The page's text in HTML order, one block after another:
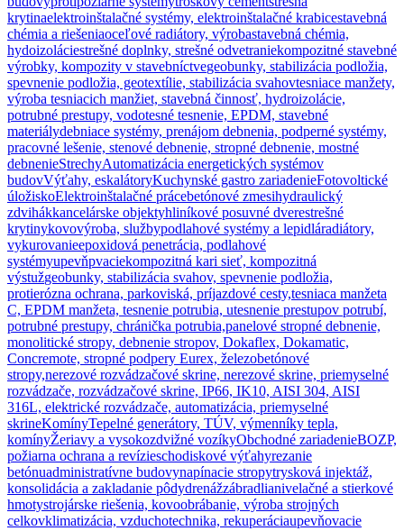
krytinaelektroinštalačné systémy, elektroinštalačné krabicestavebná
chémia a riešeniaoceľové radiátory, výrobastavebná chémia,
hydoizoláciestrešné doplnky, strešné odvetraniekompozitné stavebné
výrobky, kompozity v stavebníctvegeobunky, stabilizácia podložia,
spevnenie podložia, geotextílie, stabilizácia svahovtesniace manžety,
výroba tesniacich manžiet, stavebná činnosť, hydroizolácie,
potrubné prestupy, vodotesné tesnenie, EPDM, stavebné
materiálydebniace systémy, prenájom debnenia, podperné systémy,
pracovné lešenie, stenové debnenie, stropné debnenie, mostné
debnenieStrechyAutomatizácia energetických systémov
budovVýťahy, eskalátoryKuchynské gastro zariadenieFotovoltické
úložiskoElektroinštalačné prácebetónové zmesihydraulický
zdvihákkancelárske objektyhliníkové posuvné dverestrešné
krytinykovovýroba, službypodlahové systémy a lepidláradiátory,
vykurovanieepoxidová penetrácia, podlahové
systémyupevňpvaciekompozitná kari sieť, kompozitná
výstužgeobunky, stabilizácia svahov, spevnenie podložia,
protierózna ochrana, parkoviská, príjazdové cesty,tesniaca manžeta
C, EPDM manžeta, tesnenie potrubia, utesnenie prestupov potrubí,
potrubné prestupy, chránička potrubia,panelové stropné debnenie,
monolitické stropy, debnenie stropov, Dokaflex, Dokamatic,
Concremote, stropné podpery Eurex, železobetónové
stropy,nerezové rozvádzačové skrine, nerezové skrine, priemyselné
rozvádzače, rozvádzačové skrine, IP66, IK10, AISI 304, AISI
316L, elektrické rozvádzače, automatizácia, priemyselné
skrineKomínyTepelné generátory, TÚV, výmenníky tepla,
komínyŽeriavy a vysokozdvižné vozíkyObchodné zariadenieBOZP,
požiarna ochrana a revízieschodiskové výťahyrezanie
betónuadministratívne budovynapínacie stropytrysková injektáž,
konsolidácia a zakladanie pôdydrenážzábradlianivelačné a stierkové
hmotystrojárske riešenia, kovoobrábanie, výroba strojných
celkovklimatizácia, vzduchotechnika, rekuperáciaupevňovacie